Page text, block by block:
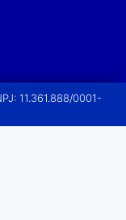
11.361.888/0001-